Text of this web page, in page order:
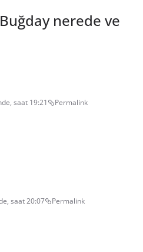
Buğday nerede ve
saat 19:21 Permalink
saat 20:07 Permalink